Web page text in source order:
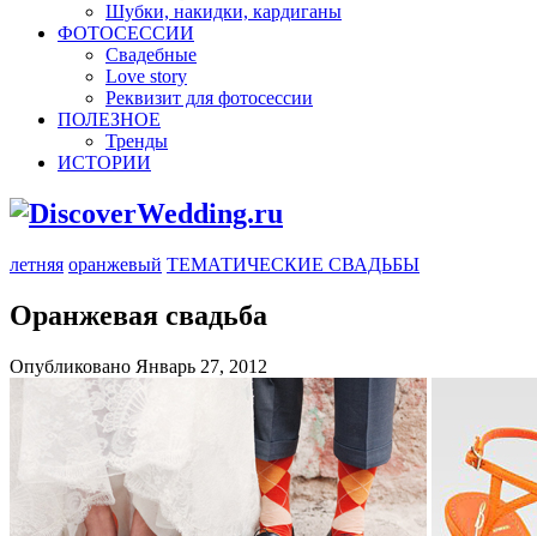
Шубки, накидки, кардиганы
ФОТОСЕССИИ
Свадебные
Love story
Реквизит для фотосессии
ПОЛЕЗНОЕ
Тренды
ИСТОРИИ
летняя оранжевый ТЕМАТИЧЕСКИЕ СВАДЬБЫ
Оранжевая свадьба
Опубликовано Январь 27, 2012